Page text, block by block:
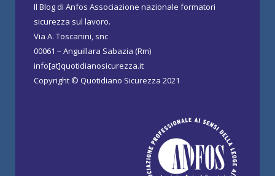
Il Blog di Anfos Associazione nazionale formatori
sicurezza sul lavoro.
Via A. Toscanini, snc
00061 – Anguillara Sabazia (Rm)
info[at]quotidianosicurezza.it
Copyright © Quotidiano Sicurezza 2021